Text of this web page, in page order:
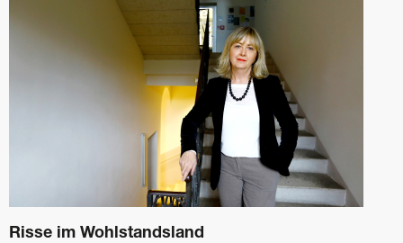
Risse im Wohlstandsland